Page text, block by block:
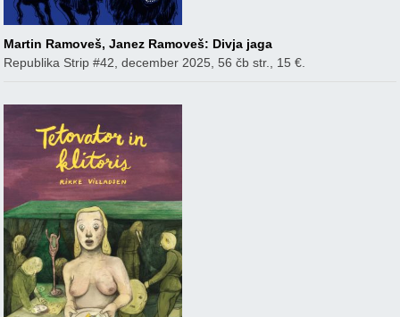
Martin Ramoveš, Janez Ramoveš: Divja jaga
Republika Strip #42, december 2025, 56 čb str., 15 €.